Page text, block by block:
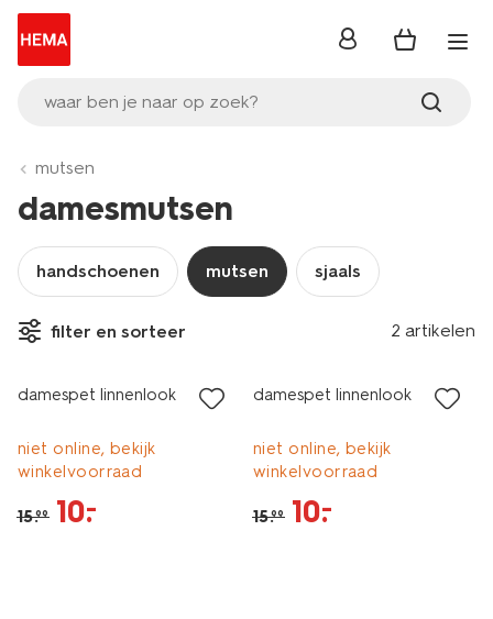
waar ben je naar op zoek?
inloggen
mutsen
damesmutsen
handschoenen mutsen sjaals
filter en sorteer 2 artikelen
sale
damespet linnenlook
niet online, bekijk
winkelvoorraad
15.99 10.
–
damespet linnenlook
niet online, bekijk
winkelvoorraad
15.99 10.
–